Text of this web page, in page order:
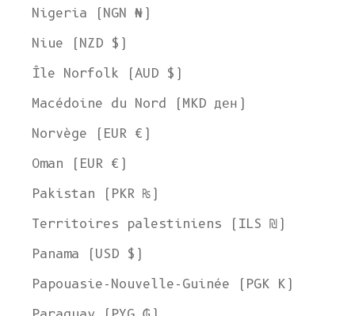
Nigeria (NGN ₦)
Niue (NZD $)
Île Norfolk (AUD $)
Macédoine du Nord (MKD ден)
Norvège (EUR €)
Oman (EUR €)
Pakistan (PKR ₨)
Territoires palestiniens (ILS ₪)
Panama (USD $)
Papouasie-Nouvelle-Guinée (PGK K)
Bienvenue chez L'ENVERS
l'option qui vous convient le mieux :
Dollar américain